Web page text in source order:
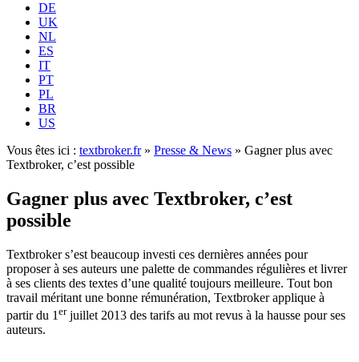
DE
UK
NL
ES
IT
PT
PL
BR
US
Vous êtes ici : textbroker.fr» Presse & News » Gagner plus avec
Textbroker, c’est possible
Gagner plus avec Textbroker, c’est
possible
Textbroker s’est beaucoup investi ces dernières années pour
proposer à ses auteurs une palette de commandes régulières et livrer
à ses clients des textes d’une qualité toujours meilleure. Tout bon
travail méritant une bonne rémunération, Textbroker applique à
partir du 1 erjuillet 2013 des tarifs au mot revus à la hausse pour ses
auteurs.